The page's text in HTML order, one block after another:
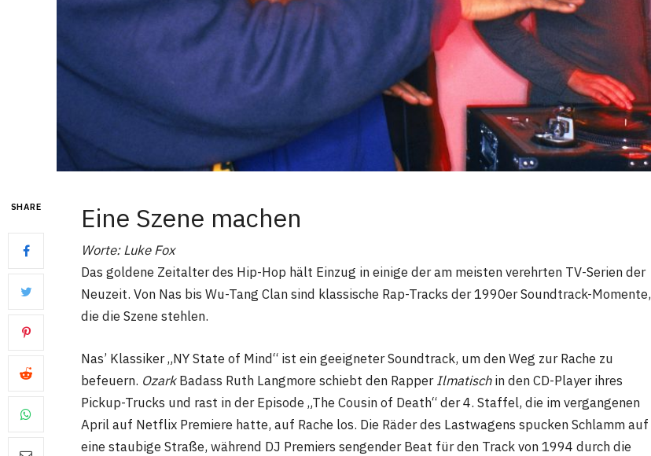
SHARE Eine Szene machen
Worte: Luke Fox
Das goldene Zeitalter des Hip-Hop hält Einzug in einige der am meisten verehrten TV-Serien der
Neuzeit. Von Nas bis Wu-Tang Clan sind klassische Rap-Tracks der 1990er Soundtrack-Momente,
die die Szene stehlen.
Nas’ Klassiker „NY State of Mind“ ist ein geeigneter Soundtrack, um den Weg zur Rache zu
befeuern. OzarkBadass Ruth Langmore schiebt den RapperIlmatischin den CD-Player ihres
Pickup-Trucks und rast in der Episode „The Cousin of Death“ der 4. Staffel, die im vergangenen
April auf Netflix Premiere hatte, auf Rache los. Die Räder des Lastwagens spucken Schlamm auf
eine staubige Straße, während DJ Premiers sengender Beat für den Track von 1994 durch die